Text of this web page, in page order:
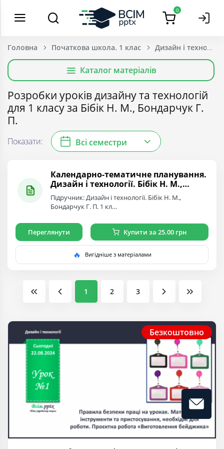
0
Головна Початкова школа. 1 клас Дизайн і технології
Каталог матеріалів
Розробки уроків дизайну та технологій
для 1 класу за Бібік Н. М., Бондарчук Г.
П.
Показати: Всі семестри
Календарно-тематичне планування.
Дизайн і технології. Бібік Н. М.,
Бондарчук Г. П. 1 клас.
Підручник: Дизайн і технології. Бібік Н. М.,
Бондарчук Г. П. 1 кл…
Переглянути Купити за 25.00 грн
🔥 Вигідніше з матеріалами
1 2 3
Безкоштовно